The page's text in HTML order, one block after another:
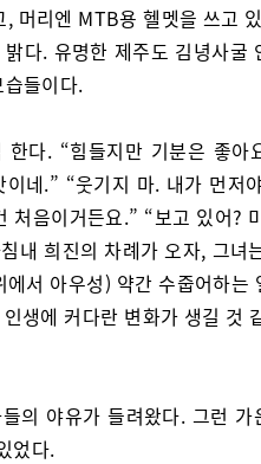
머리엔 MTB용 헬멧을 쓰고
다. 유명한 제주도 김녕사굴
들이다.
다. “힘들지만 기분은 좋아
네.” “웃기지 마. 내가 먼저
처음이거든요.” “보고 있어?
희진의 차례가 오자, 그녀
서 아우성) 약간 수줍어하는
생에 커다란 변화가 생길 것
의 야유가 들려왔다. 그런 가
었다.